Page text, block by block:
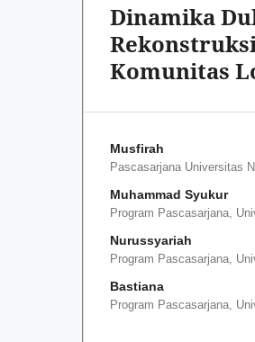
Dinamika
Komunitas
Musfirah
Pascasarjana Universitas
Muhammad Syukur
Program Pascasarjana,
Nurussyariah
Program Pascasarjana,
Bastiana
Program Pascasarjana,